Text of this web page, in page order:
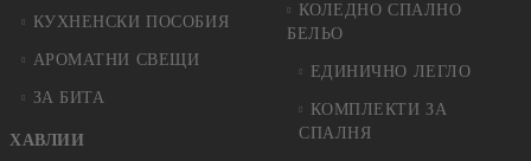
КУХНЕНСКИ ПОСОБИЯ
АРОМАТНИ СВЕЩИ
ЗА БИТА
ХАВЛИИ
КОЛЕДНO СПАЛНO
БЕЛЬО
ЕДИНИЧНО ЛЕГЛО
КОМПЛЕКТИ ЗА
СПАЛНЯ